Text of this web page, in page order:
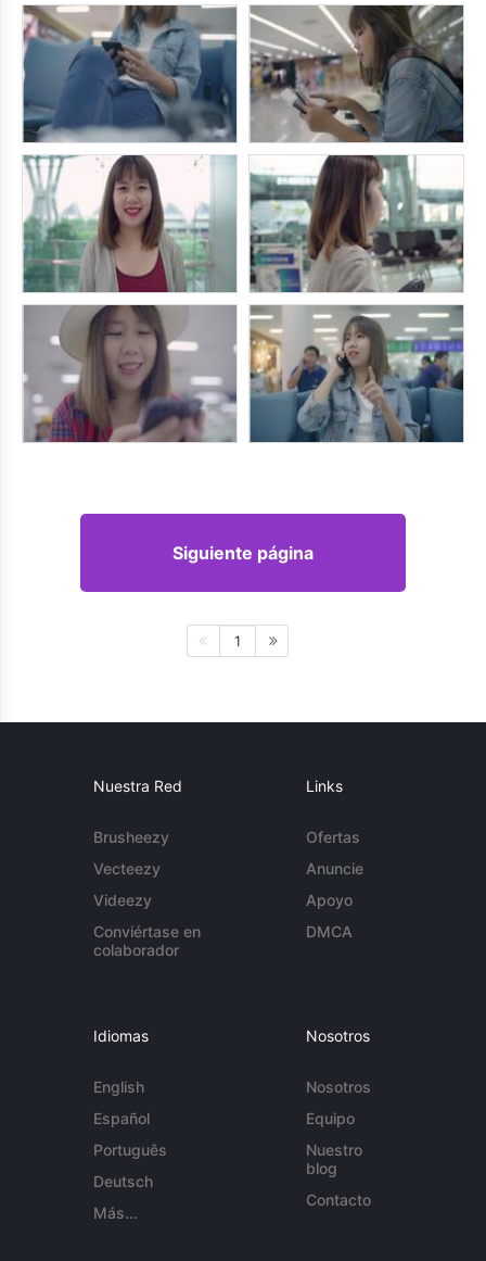
Siguiente página
1
Nuestra Red
Brusheezy
Vecteezy
Videezy
Conviértase en
colaborador
Links
Ofertas
Anuncie
Apoyo
DMCA
Idiomas
English
Español
Português
Deutsch
Más...
Nosotros
Nosotros
Equipo
Nuestro
blog
Contacto